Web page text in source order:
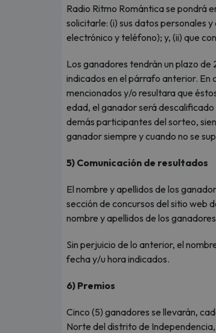
Radio Ritmo Romántica se pondrá
solicitarle: (i) sus datos personales
electrónico y teléfono); y, (ii) que
Los ganadores tendrán un plazo
indicados en el párrafo anterior. En
mencionados y/o resultara que
edad, el ganador será
demás participantes del sorteo,
ganador siempre y cuando no se
5) Comunicación de resultados
El nombre y apellidos de los
sección de concursos del sitio web
nombre y apellidos de los
Sin perjuicio de lo anterior, el
fecha y/u hora indicados.
6) Premios
Cinco (5) ganadores se llevarán,
Norte del distrito de